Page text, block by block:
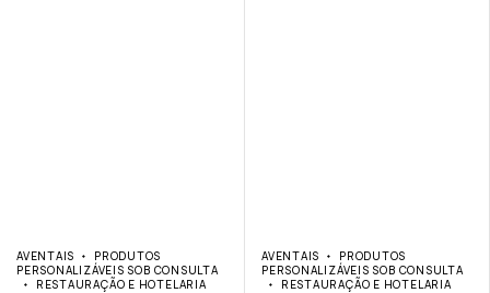
AVENTAIS
PRODUTOS
PERSONALIZÁVEIS SOB CONSULTA
RESTAURAÇÃO E HOTELARIA
AVENTAIS
PRODUTOS
PERSONALIZÁVEIS SOB CONSULTA
RESTAURAÇÃO E HOTELARIA